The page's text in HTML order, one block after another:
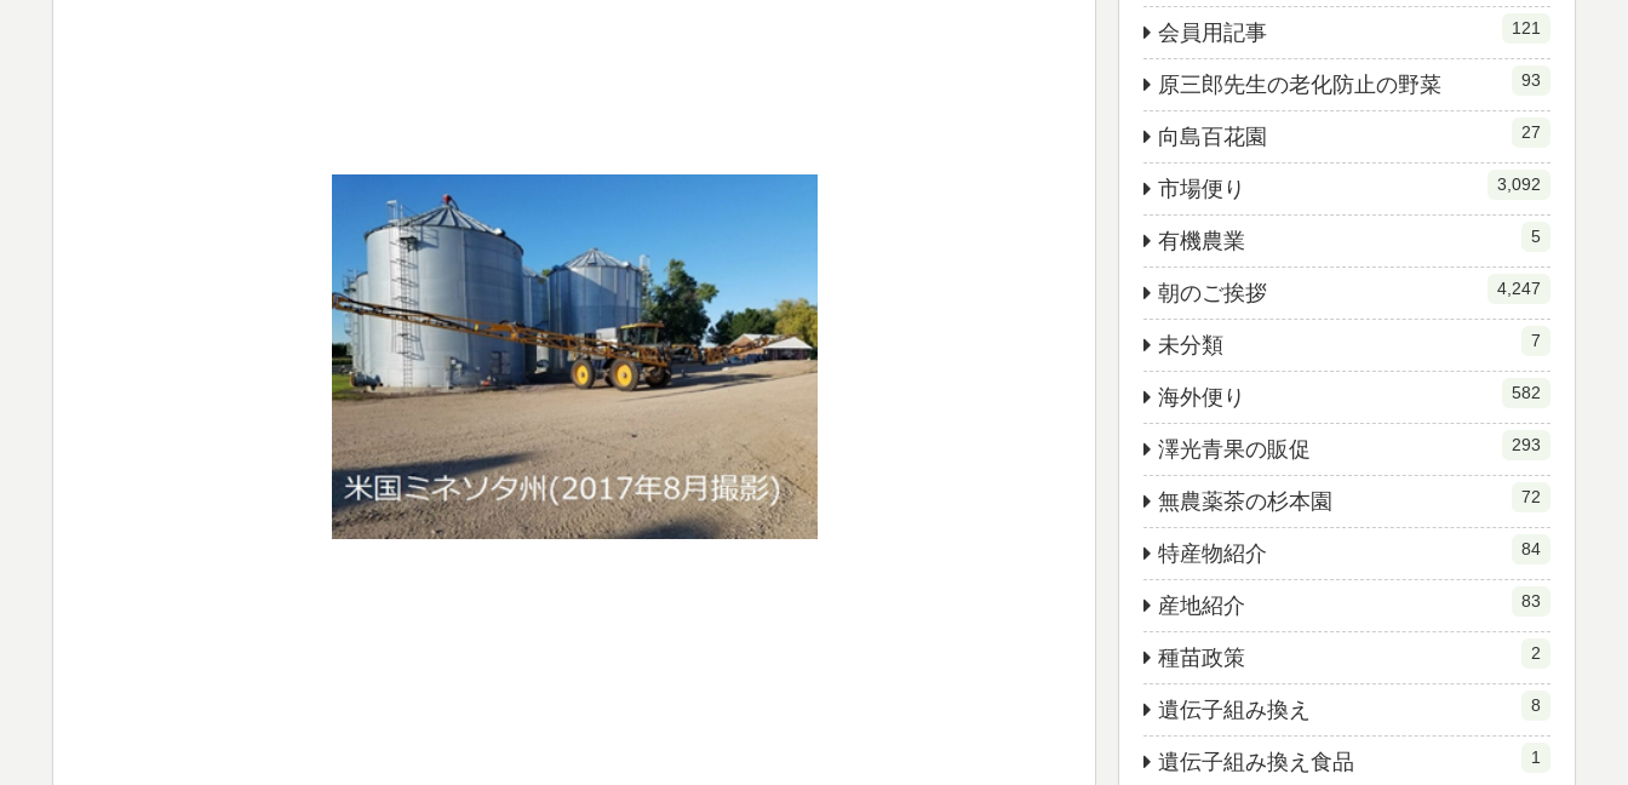
会員用記事 121
原三郎先生の老化防止の野菜 93
向島百花園 27
市場便り 3,092
有機農業 5
朝のご挨拶 4,247
未分類 7
海外便り 582
澤光青果の販促 293
無農薬茶の杉本園 72
特産物紹介 84
産地紹介 83
種苗政策 2
遺伝子組み換え 8
遺伝子組み換え食品 1